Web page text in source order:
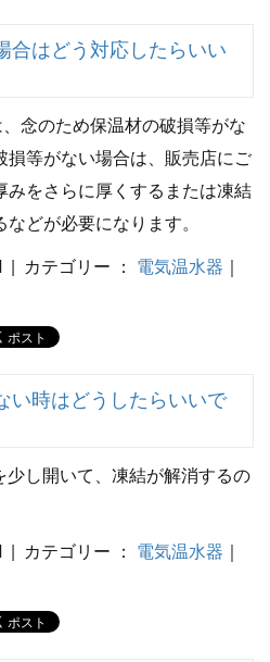
はどう対応したらいい
念のため保温材の破損等がな
損等がない場合は、販売店にご
をさらに厚くするまたは凍結
どが必要になります。
カテゴリー ： 電気温水器 ｜
時はどうしたらいいで
し開いて、凍結が解消するの
カテゴリー ： 電気温水器 ｜